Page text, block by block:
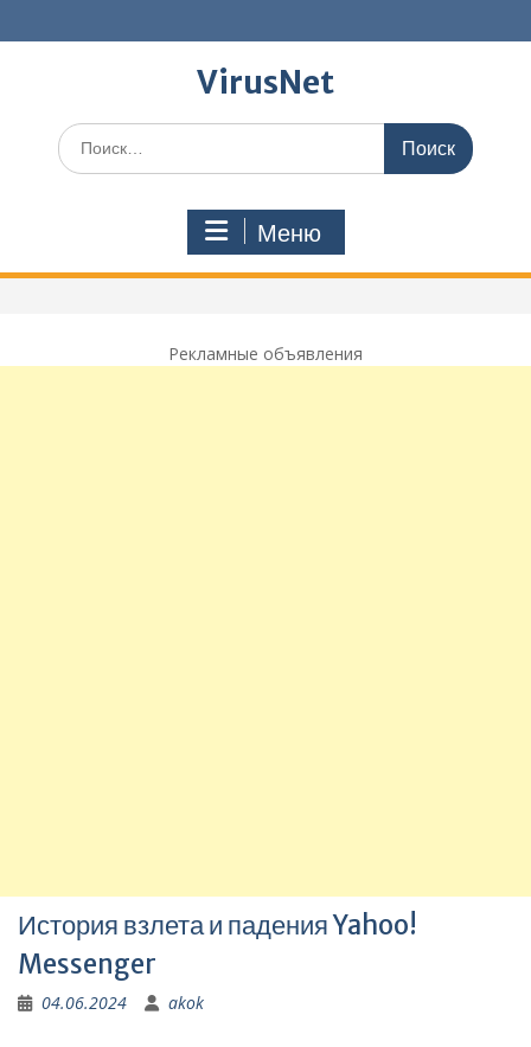
к
VirusNet
Поиск
по:
Меню
Рекламные объявления
История взлета и падения Yahoo!
Messenger
04.06.2024 akok